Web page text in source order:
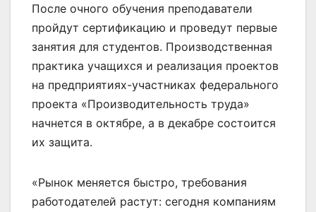
После очного обучения преподаватели
пройдут сертификацию и проведут первые
занятия для студентов. Производственная
практика учащихся и реализация проектов
на предприятиях-участниках федерального
проекта «Производительность труда»
начнется в октябре, а в декабре состоится
их защита.
«Рынок меняется быстро, требования
работодателей растут: сегодня компаниям